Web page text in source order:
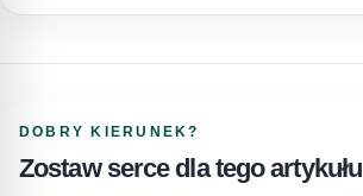
DOBRY KIERUNEK?
Zostaw serce dla tego artykułu